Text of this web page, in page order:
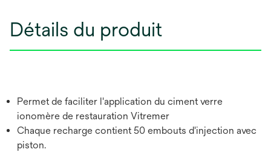
Détails du produit
Permet de faciliter l'application du ciment verre
ionomère de restauration Vitremer
Chaque recharge contient 50 embouts d'injection avec
piston.